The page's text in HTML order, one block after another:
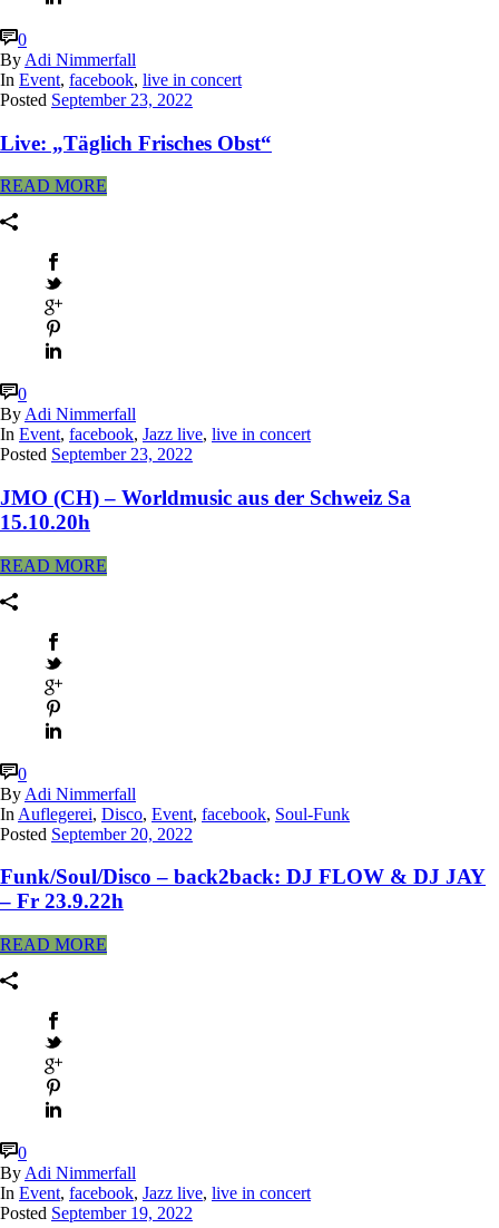
0
By Adi Nimmerfall
In Event, facebook, live in concert
Posted September 23, 2022
Live: „Täglich Frisches Obst“
READ MORE
0
By Adi Nimmerfall
In Event, facebook, Jazz live, live in concert
Posted September 23, 2022
JMO (CH) – Worldmusic aus der Schweiz Sa
15.10.20h
READ MORE
0
By Adi Nimmerfall
In Auflegerei, Disco, Event, facebook, Soul-Funk
Posted September 20, 2022
Funk/Soul/Disco – back2back: DJ FLOW & DJ JAY
– Fr 23.9.22h
READ MORE
0
By Adi Nimmerfall
In Event, facebook, Jazz live, live in concert
Posted September 19, 2022